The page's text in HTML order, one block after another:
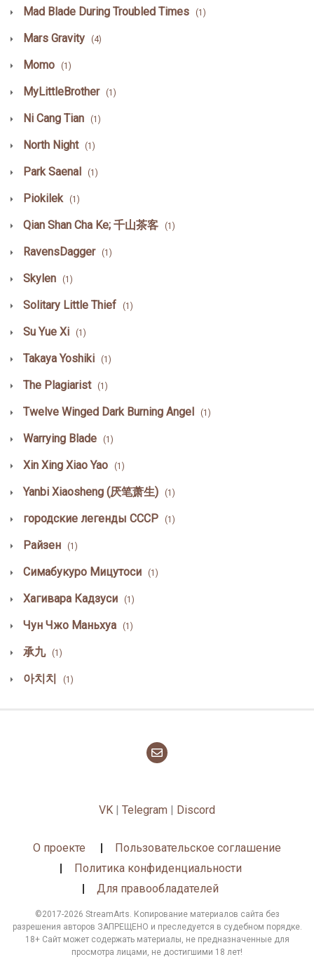
Mad Blade During Troubled Times (1)
Mars Gravity (4)
Momo (1)
MyLittleBrother (1)
Ni Cang Tian (1)
North Night (1)
Park Saenal (1)
Piokilek (1)
Qian Shan Cha Ke; 千山茶客 (1)
RavensDagger (1)
Skylen (1)
Solitary Little Thief (1)
Su Yue Xi (1)
Takaya Yoshiki (1)
The Plagiarist (1)
Twelve Winged Dark Burning Angel (1)
Warrying Blade (1)
Xin Xing Xiao Yao (1)
Yanbi Xiaosheng (厌笔萧生) (1)
городские легенды СССР (1)
Райзен (1)
Симабукуро Мицутоси (1)
Хагивара Кадзуси (1)
Чун Чжо Маньхуа (1)
承九 (1)
아치치 (1)
VK | Telegram | Discord
О проекте
Пользовательское соглашение
Политика конфиденциальности
Для правообладателей
©2017-2026 StreamArts. Копирование материалов сайта без
разрешения авторов ЗАПРЕЩЕНО и преследуется в судебном порядке.
18+ Сайт может содержать материалы, не предназначенные для
просмотра лицами, не достигшими 18 лет!